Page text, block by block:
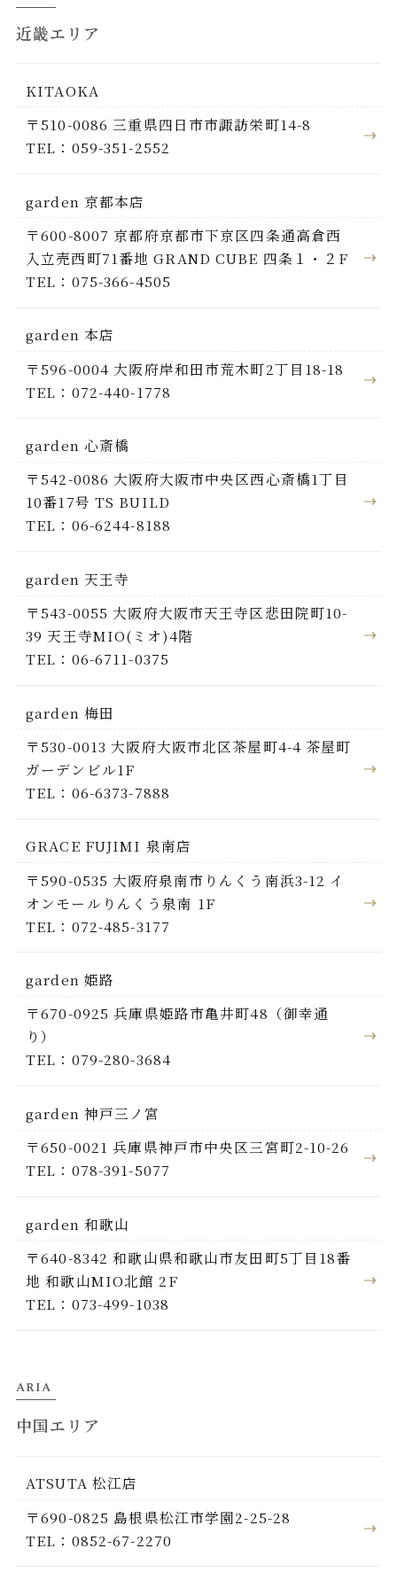
近畿エリア
KITAOKA
〒510-0086 三重県四日市市諏訪栄町14-8
TEL：059-351-2552
garden 京都本店
〒600-8007 京都府京都市下京区四条通高倉西
入立売西町71番地 GRAND CUBE 四条１・２F
TEL：075-366-4505
garden 本店
〒596-0004 大阪府岸和田市荒木町2丁目18-18
TEL：072-440-1778
garden 心斎橋
〒542-0086 大阪府大阪市中央区西心斎橋1丁目
10番17号 TS BUILD
TEL：06-6244-8188
garden 天王寺
〒543-0055 大阪府大阪市天王寺区悲田院町10-
39 天王寺MIO(ミオ)4階
TEL：06-6711-0375
garden 梅田
〒530-0013 大阪府大阪市北区茶屋町4-4 茶屋町
ガーデンビル1F
TEL：06-6373-7888
GRACE FUJIMI 泉南店
〒590-0535 大阪府泉南市りんくう南浜3-12 イ
オンモールりんくう泉南 1F
TEL：072-485-3177
garden 姫路
〒670-0925 兵庫県姫路市亀井町48（御幸通
り）
TEL：079-280-3684
garden 神戸三ノ宮
〒650-0021 兵庫県神戸市中央区三宮町2-10-26
TEL：078-391-5077
garden 和歌山
〒640-8342 和歌山県和歌山市友田町5丁目18番
地 和歌山MIO北館 2F
TEL：073-499-1038
ARIA
中国エリア
ATSUTA 松江店
〒690-0825 島根県松江市学園2-25-28
TEL：0852-67-2270